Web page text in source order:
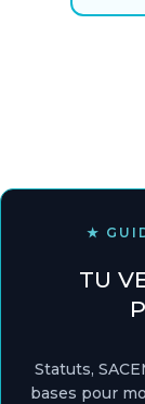
★
TU
Statuts,
bases pour